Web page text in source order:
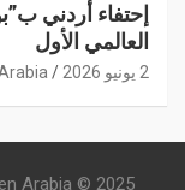
إحتفاء أردني
العالمي الأول
2 يونيو 2026
Arabia © 2025